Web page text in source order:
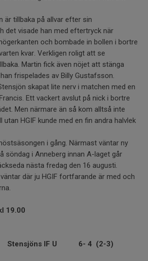
är tillbaka på allvar efter sin
det visade han med eftertryck när
och bombade in bollen i bortre
kvar. Verkligen roligt att se
Martin fick även nöjet att stänga
frispelades av Billy Gustafsson.
skapat lite nerv i matchen med en
Ett vackert avslut på nick i bortre
Men närmare än så kom alltså inte
utan HGIF kunde med en fin andra halvlek
i gång. Närmast väntar ny
söndag i Anneberg innan A-laget går
nästa fredag den 16 augusti.
där ju HGIF fortfarande är med och
19.00
Stensjöns IF U 6- 4 (2-3)